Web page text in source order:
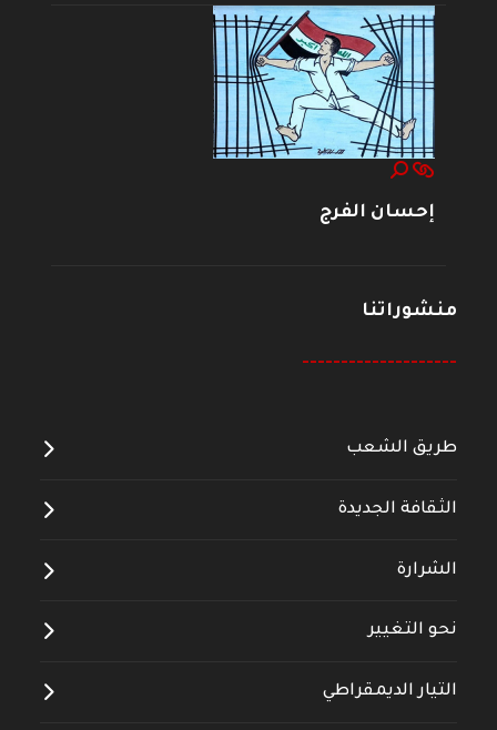
إحسان الفرج
منشوراتنا
--------------------
طريق الشعب
الثقافة الجديدة
الشرارة
نحو التغيير
التيار الديمقراطي